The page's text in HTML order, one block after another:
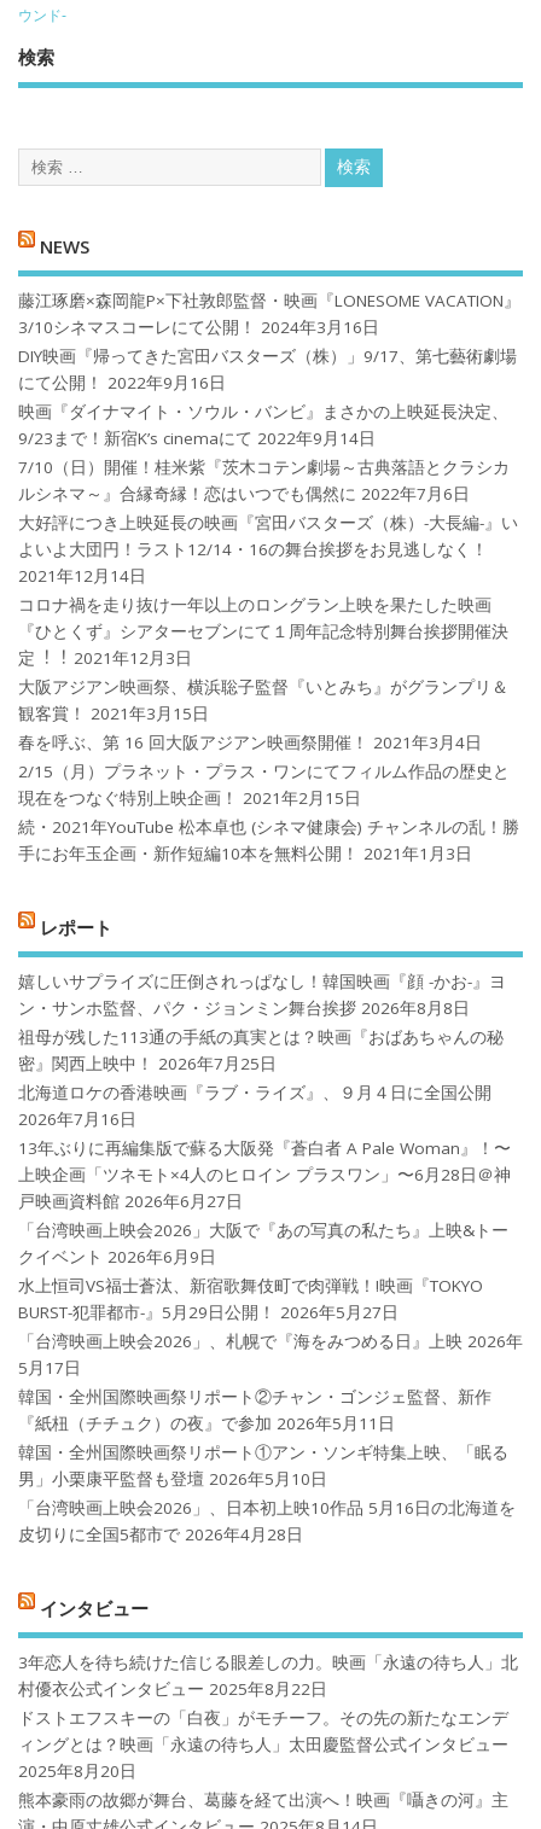
ウンド‐
検索
NEWS
藤江琢磨×森岡龍P×下社敦郎監督・映画『LONESOME VACATION』
3/10シネマスコーレにて公開！
2024年3月16日
DIY映画『帰ってきた宮田バスターズ（株）」9/17、第七藝術劇場
にて公開！
2022年9月16日
映画『ダイナマイト・ソウル・バンビ』まさかの上映延長決定、
9/23まで！新宿K’s cinemaにて 2022年9月14日
7/10（日）開催！桂米紫『茨木コテン劇場～古典落語とクラシカ
ルシネマ～』合縁奇縁！恋はいつでも偶然に 2022年7月6日
大好評につき上映延長の映画『宮田バスターズ（株）-大長編-』い
よいよ大団円！ラスト12/14・16の舞台挨拶をお見逃しなく！
2021年12月14日
コロナ禍を⾛り抜け⼀年以上のロングラン上映を果たした映画
『ひとくず』シアターセブンにて１周年記念特別舞台挨拶開催決
定︕︕ 2021年12月3日
大阪アジアン映画祭、横浜聡子監督『いとみち』がグランプリ＆
観客賞！
2021年3月15日
春を呼ぶ、第 16 回大阪アジアン映画祭開催！
2021年3月4日
2/15（月）プラネット・プラス・ワンにてフィルム作品の歴史と
現在をつなぐ特別上映企画！
2021年2月15日
続・2021年YouTube 松本卓也 (シネマ健康会) チャンネルの乱！勝
手にお年玉企画・新作短編10本を無料公開！
2021年1月3日
レポート
嬉しいサプライズに圧倒されっぱなし！韓国映画『顔 -かお-』ヨ
ン・サンホ監督、パク・ジョンミン舞台挨拶 2026年8月8日
祖母が残した113通の手紙の真実とは？映画『おばあちゃんの秘
密』関西上映中！
2026年7月25日
北海道ロケの香港映画『ラブ・ライズ』、９月４日に全国公開
2026年7月16日
13年ぶりに再編集版で蘇る大阪発『蒼白者 A Pale Woman』！〜
上映企画「ツネモト×4人のヒロイン プラスワン」〜6月28日＠神
戸映画資料館 2026年6月27日
「台湾映画上映会2026」大阪で『あの写真の私たち』上映&トー
クイベント 2026年6月9日
水上恒司VS福士蒼汰、新宿歌舞伎町で肉弾戦！!映画『TOKYO
BURST-犯罪都市-』5月29日公開！
2026年5月27日
「台湾映画上映会2026」、札幌で『海をみつめる日』上映 2026年
5月17日
韓国・全州国際映画祭リポート②チャン・ゴンジェ監督、新作
『紙杻（チチュク）の夜』で参加 2026年5月11日
韓国・全州国際映画祭リポート①アン・ソンギ特集上映、「眠る
男」小栗康平監督も登壇 2026年5月10日
「台湾映画上映会2026」、日本初上映10作品 5月16日の北海道を
皮切りに全国5都市で 2026年4月28日
インタビュー
3年恋人を待ち続けた信じる眼差しの力。映画「永遠の待ち人」北
村優衣公式インタビュー 2025年8月22日
ドストエフスキーの「白夜」がモチーフ。その先の新たなエンデ
ィングとは？映画「永遠の待ち人」太田慶監督公式インタビュー
2025年8月20日
熊本豪雨の故郷が舞台、葛藤を経て出演へ！映画『囁きの河』主